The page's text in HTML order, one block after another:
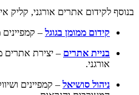
בנוסף לקידום אתרים אורגני, קליק
קידום ממומן בגוגל –
בניית אתרים – יצירת אתרים
אורגני.
ניהול סושיאל – קמפיינים